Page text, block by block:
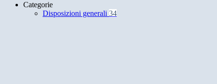
Categorie
Disposizioni generali 34